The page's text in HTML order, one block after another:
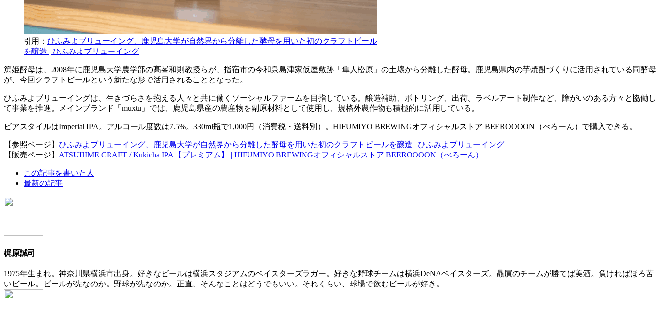
引用： ひふみよブリューイング、鹿児島大学が自然界から分離した酵母を用いた初のクラフトビール
を醸造 | ひふみよブリューイング
篤姫酵母は、2008年に鹿児島大学農学部の髙峯和則教授らが、指宿市の今和泉島津家仮屋敷跡「隼人松原」の土壌から分離した酵母。鹿児島県内の芋焼酎づくりに活用されている同酵母
が、今回クラフトビールという新たな形で活用されることとなった。
ひふみよブリューイングは、生きづらさを抱える人々と共に働くソーシャルファームを目指している。醸造補助、ボトリング、出荷、ラベルアート制作など、障がいのある方々と協働し
て事業を推進。メインブランド「muxtu」では、鹿児島県産の農産物を副原材料として使用し、規格外農作物も積極的に活用している。
ビアスタイルはImperial IPA。アルコール度数は7.5%。330ml瓶で1,000円（消費税・送料別）。HIFUMIYO BREWINGオフィシャルストア BEEROOOON（べろーん）で購入できる。
【参照ページ】 ひふみよブリューイング、鹿児島大学が自然界から分離した酵母を用いた初のクラフトビールを醸造 | ひふみよブリューイング
【販売ページ】 ATSUHIME CRAFT / Kukicha IPA【プレミアム】 | HIFUMIYO BREWINGオフィシャルストア BEEROOOON（べろーん）
following
tabs
change
この記事を書いた人
最新の記事
梶原誠司
1975年生まれ。神奈川県横浜市出身。好きなビールは横浜スタジアムのベイスターズラガー。好きな野球チームは横浜DeNAベイスターズ。贔屓のチームが勝てば美酒。負ければほろ苦
いビール。ビールが先なのか。野球が先なのか。正直、そんなことはどうでもいい。それくらい、球場で飲むビールが好き。